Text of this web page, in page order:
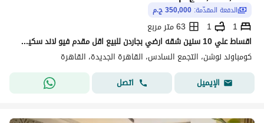
الدفعة المقدّمة: 350,000 ج.م
1
1
63 متر مربع
اقساط علي 10 سنين شقه ارضي بجاردن للبيع اقل مقدم فيو لاند سكيب برايم لوكيشن في كمبوند بالقرب من الجامعه الامريكيه التجمع الخامس القاهره الجديده
كومباوند نوشن، التجمع السادس، القاهرة الجديدة، القاهرة
الإيميل
اتصل